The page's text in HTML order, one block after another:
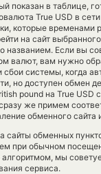
показан в таблице,
True USD в
которые
на сайт
названием. Если вы
валют, вам нужно
системы, когда
но доступен обмен
pound на True
же примем
обменного
сайты обменных
при обычном
мы
сервиса.